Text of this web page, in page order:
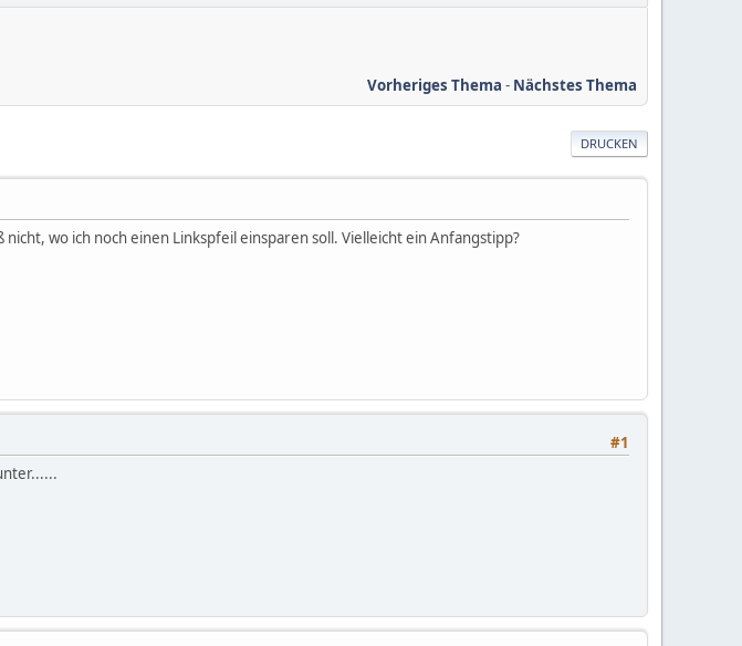
Vorheriges Thema - Nächstes Thema
DRUCKEN
wo ich noch einen Linkspfeil einsparen soll. Vielleicht ein Anfangstipp?
#1